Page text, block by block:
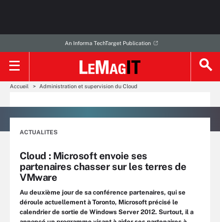
An Informa TechTarget Publication
Accueil Administration et supervision du Cloud
ACTUALITES
Cloud : Microsoft envoie ses
partenaires chasser sur les terres de
VMware
Au deuxième jour de sa conférence partenaires, qui se
déroule actuellement à Toronto, Microsoft précisé le
calendrier de sortie de Windows Server 2012. Surtout, il a